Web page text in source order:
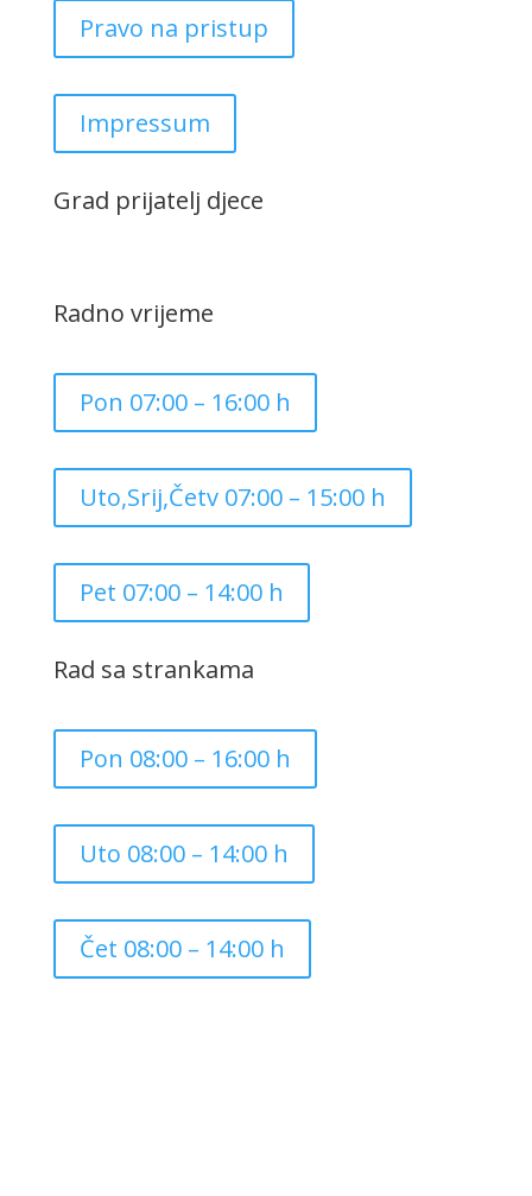
Pravo na pristup
Impressum
Grad prijatelj djece
Radno vrijeme
Pon 07:00 – 16:00 h
Uto,Srij,Četv 07:00 – 15:00 h
Pet 07:00 – 14:00 h
Rad sa strankama
Pon 08:00 – 16:00 h
Uto 08:00 – 14:00 h
Čet 08:00 – 14:00 h